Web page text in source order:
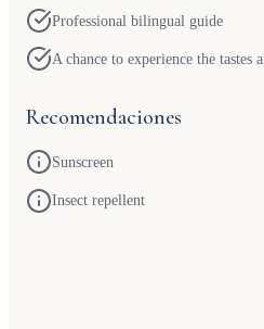
Professional bilingual guide
A chance to experience the tastes
Recomendaciones
Sunscreen
Insect repellent